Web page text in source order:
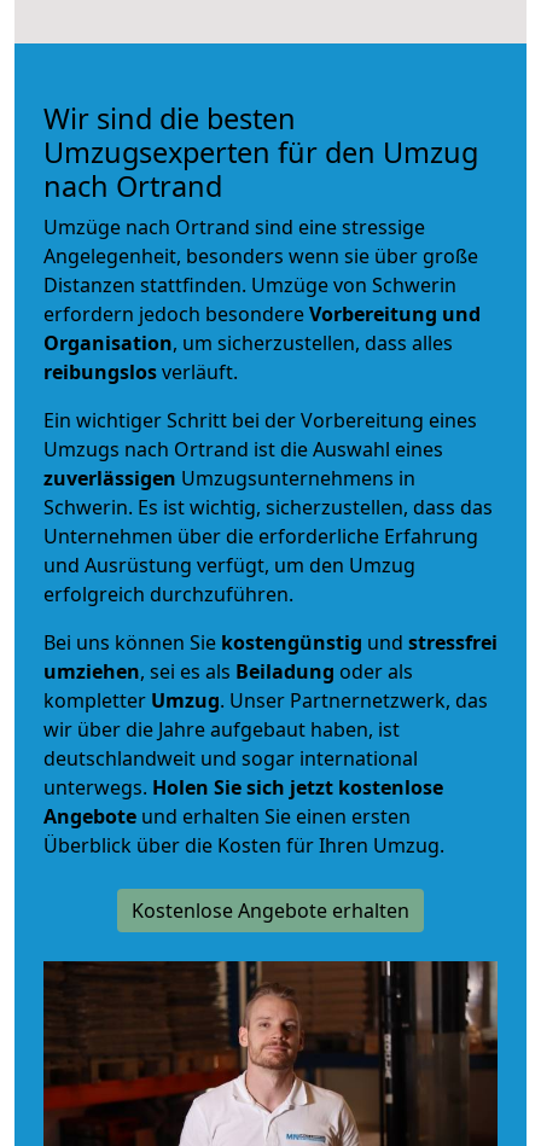
Wir sind die besten
Umzugsexperten für den Umzug
nach Ortrand
Umzüge nach Ortrand sind eine stressige
Angelegenheit, besonders wenn sie über große
Distanzen stattfinden. Umzüge von Schwerin
erfordern jedoch besondereVorbereitung und
Organisation, um sicherzustellen, dass alles
reibungslosverläuft.
Ein wichtiger Schritt bei der Vorbereitung eines
Umzugs nach Ortrand ist die Auswahl eines
zuverlässigen Umzugsunternehmens in
Schwerin. Es ist wichtig, sicherzustellen, dass das
Unternehmen über die erforderliche Erfahrung
und Ausrüstung verfügt, um den Umzug
erfolgreich durchzuführen.
Bei uns können Sie kostengünstig und stressfrei
umziehen, sei es als Beiladung oder als
kompletter Umzug. Unser Partnernetzwerk, das
wir über die Jahre aufgebaut haben, ist
deutschlandweit und sogar international
unterwegs. Holen Sie sich jetzt kostenlose
Angebote und erhalten Sie einen ersten
Überblick über die Kosten für Ihren Umzug.
Kostenlose Angebote erhalten